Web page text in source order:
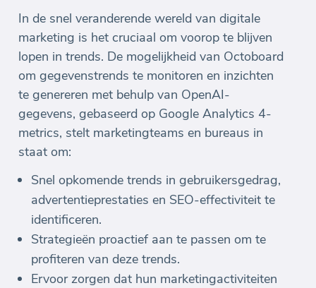
In de snel veranderende wereld van digitale
marketing is het cruciaal om voorop te blijven
lopen in trends. De mogelijkheid van Octoboard
om gegevenstrends te monitoren en inzichten
te genereren met behulp van OpenAI-
gegevens, gebaseerd op Google Analytics 4-
metrics, stelt marketingteams en bureaus in
staat om:
Snel opkomende trends in gebruikersgedrag,
advertentieprestaties en SEO-effectiviteit te
identificeren.
Strategieën proactief aan te passen om te
profiteren van deze trends.
Ervoor zorgen dat hun marketingactiviteiten